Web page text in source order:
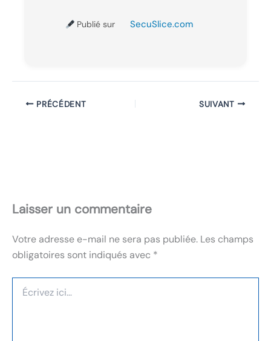
Publié sur SecuSlice.com
PRÉCÉDENT SUIVANT
Laisser un commentaire
Votre adresse e-mail ne sera pas publiée. Les champs
obligatoires sont indiqués avec *
ici…